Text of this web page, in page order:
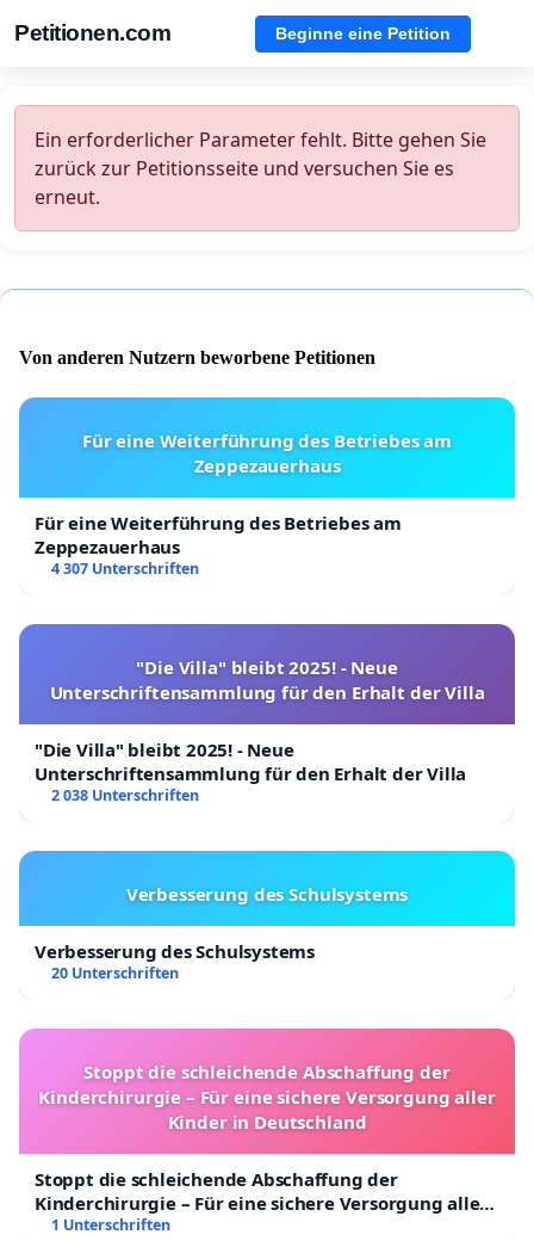
Petitionen.com Beginne eine Petition
Ein erforderlicher Parameter fehlt. Bitte gehen Sie
zurück zur Petitionsseite und versuchen Sie es
erneut.
Von anderen Nutzern beworbene Petitionen
Für eine Weiterführung des Betriebes am
Zeppezauerhaus
Für eine Weiterführung des Betriebes am
Zeppezauerhaus
4 307 Unterschriften
"Die Villa" bleibt 2025! - Neue
Unterschriftensammlung für den Erhalt der Villa
"Die Villa" bleibt 2025! - Neue
Unterschriftensammlung für den Erhalt der Villa
2 038 Unterschriften
Verbesserung des Schulsystems
Verbesserung des Schulsystems
20 Unterschriften
Stoppt die schleichende Abschaffung der
Kinderchirurgie – Für eine sichere Versorgung aller
Kinder in Deutschland
Stoppt die schleichende Abschaffung der
Kinderchirurgie – Für eine sichere Versorgung aller
Kinder in Deutschland
1 Unterschriften